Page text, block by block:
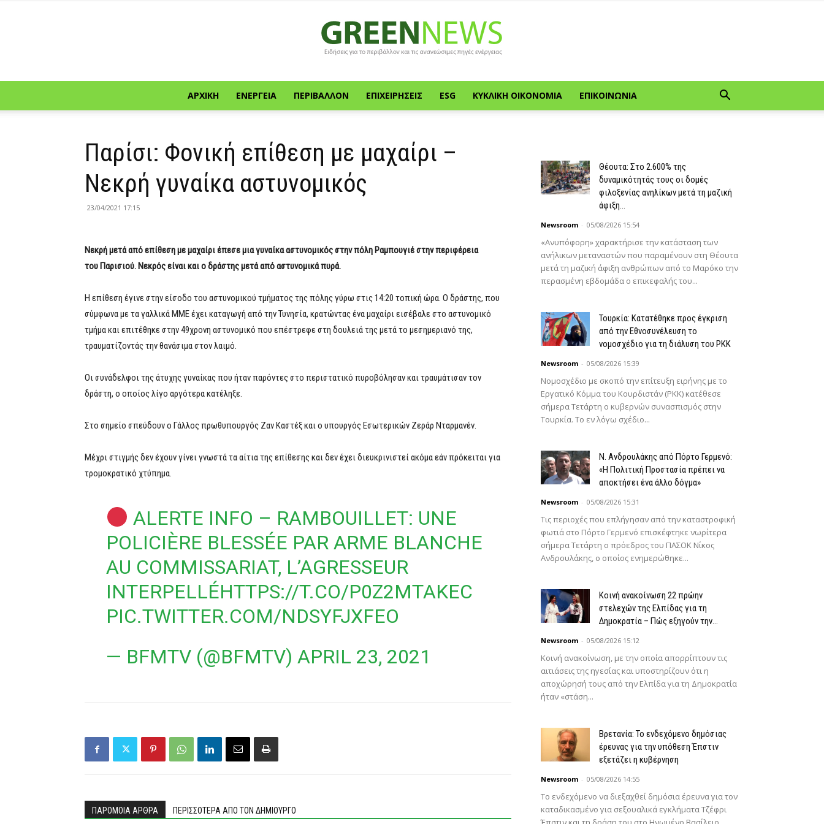
Green
ΑΡΧΙΚΉ ΕΝΈΡΓΕΙΑ ΠΕΡΙΒΆΛΛΟΝ ΕΠΙΧΕΙΡΉΣΕΙΣ ESG ΚΥΚΛΙΚΉ ΟΙΚΟΝΟΜΊΑ ΕΠΙΚΟΙΝΩΝΊΑ
Παρίσι: Φονική επίθεση με μαχαίρι –
Νεκρή γυναίκα αστυνομικός
23/04/2021 17:15
Νεκρή μετά από επίθεση με μαχαίρι έπεσε μια γυναίκα αστυνομικός στην πόλη Ραμπουγιέ στην περιφέρεια
του Παρισιού. Νεκρός είναι και ο δράστης μετά από αστυνομικά πυρά.
Η επίθεση έγινε στην είσοδο του αστυνομικού τμήματος της πόλης γύρω στις 14:20 τοπική ώρα. Ο δράστης, που
σύμφωνα με τα γαλλικά ΜΜΕ έχει καταγωγή από την Τυνησία, κρατώντας ένα μαχαίρι εισέβαλε στο αστυνομικό
τμήμα και επιτέθηκε στην 49χρονη αστυνομικό που επέστρεφε στη δουλειά της μετά το μεσημεριανό της,
τραυματίζοντάς την θανάσιμα στον λαιμό.
Οι συνάδελφοι της άτυχης γυναίκας που ήταν παρόντες στο περιστατικό πυροβόλησαν και τραυμάτισαν τον
δράστη, ο οποίος λίγο αργότερα κατέληξε.
Στο σημείο σπεύδουν ο Γάλλος πρωθυπουργός Ζαν Καστέξ και ο υπουργός Εσωτερικών Ζεράρ Νταρμανέν.
Μέχρι στιγμής δεν έχουν γίνει γνωστά τα αίτια της επίθεσης και δεν έχει διευκρινιστεί ακόμα εάν πρόκειται για
τρομοκρατικό χτύπημα.
ALERTE INFO – RAMBOUILLET: UNE
POLICIÈRE BLESSÉE PAR ARME BLANCHE
AU COMMISSARIAT, L’AGRESSEUR
INTERPELLÉHTTPS://T.CO/P0Z2MTAKEC
PIC.TWITTER.COM/NDSYFJXFEO
— BFMTV (@BFMTV) APRIL 23, 2021
ΠΑΡΟΜΟΙΑ ΑΡΘΡΑ ΠΕΡΙΣΣΟΤΕΡΑ ΑΠΟ ΤΟΝ ΔΗΜΙΟΥΡΓΟ
Θέουτα: Στο 2.600% της
δυναμικότητάς τους οι δομές
φιλοξενίας ανηλίκων μετά τη μαζική
άφιξη...
Newsroom - 05/08/2026 15:54
«Ανυπόφορη» χαρακτήρισε την κατάσταση των
ανήλικων μεταναστών που παραμένουν στη Θέουτα
μετά τη μαζική άφιξη ανθρώπων από το Μαρόκο την
περασμένη εβδομάδα ο επικεφαλής του...
Τουρκία: Κατατέθηκε προς έγκριση
από την Εθνοσυνέλευση το
νομοσχέδιο για τη διάλυση του PKK
Newsroom - 05/08/2026 15:39
Νομοσχέδιο με σκοπό την επίτευξη ειρήνης με το
Εργατικό Κόμμα του Κουρδιστάν (PKK) κατέθεσε
σήμερα Τετάρτη ο κυβερνών συνασπισμός στην
Τουρκία. Το εν λόγω σχέδιο...
N. Ανδρουλάκης από Πόρτο Γερμενό:
«Η Πολιτική Προστασία πρέπει να
αποκτήσει ένα άλλο δόγμα»
Newsroom - 05/08/2026 15:31
Τις περιοχές που επλήγησαν από την καταστροφική
φωτιά στο Πόρτο Γερμενό επισκέφτηκε νωρίτερα
σήμερα Τετάρτη ο πρόεδρος του ΠΑΣΟΚ Νίκος
Ανδρουλάκης, ο οποίος ενημερώθηκε...
Κοινή ανακοίνωση 22 πρώην
στελεχών της Ελπίδας για τη
Δημοκρατία – Πώς εξηγούν την...
Newsroom - 05/08/2026 15:12
Κοινή ανακοίνωση, με την οποία απορρίπτουν τις
αιτιάσεις της ηγεσίας και υποστηρίζουν ότι η
αποχώρησή τους από την Ελπίδα για τη Δημοκρατία
ήταν «στάση...
Βρετανία: Το ενδεχόμενο δημόσιας
έρευνας για την υπόθεση Έπστιν
εξετάζει η κυβέρνηση
Newsroom - 05/08/2026 14:55
Το ενδεχόμενο να διεξαχθεί δημόσια έρευνα για τον
καταδικασμένο για σεξουαλικά εγκλήματα Τζέφρι